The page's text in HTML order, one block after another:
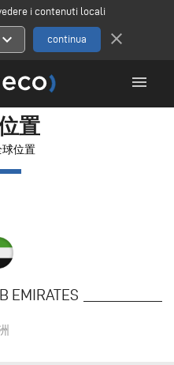
i contenuti locali
expand_more close
menu
置
球位置
EMIRATES